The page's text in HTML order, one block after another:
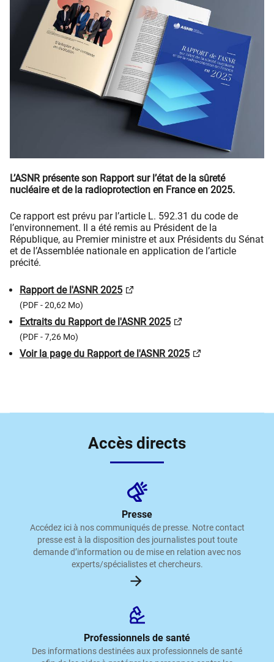
L’ASNR présente son Rapport sur l’état de la sûreté
nucléaire et de la radioprotection en France en 2025.
Ce rapport est prévu par l’article L. 592.31 du code de
l’environnement. Il a été remis au Président de la
République, au Premier ministre et aux Présidents du Sénat
et de l’Assemblée nationale en application de l’article
précité.
Rapport de l'ASNR 2025
(PDF - 20,62 Mo)
Extraits du Rapport de l'ASNR 2025
(PDF - 7,26 Mo)
Voir la page du Rapport de l'ASNR 2025
Accès directs
Presse
Accédez ici à nos communiqués de presse. Notre contact
presse est à la disposition des journalistes pout toute
demande d’information ou de mise en relation avec nos
experts/spécialistes et chercheurs.
Professionnels de santé
Des informations destinées aux professionnels de santé